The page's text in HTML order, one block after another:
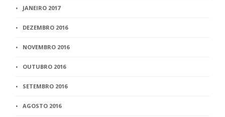
JANEIRO 2017
DEZEMBRO 2016
NOVEMBRO 2016
OUTUBRO 2016
SETEMBRO 2016
AGOSTO 2016